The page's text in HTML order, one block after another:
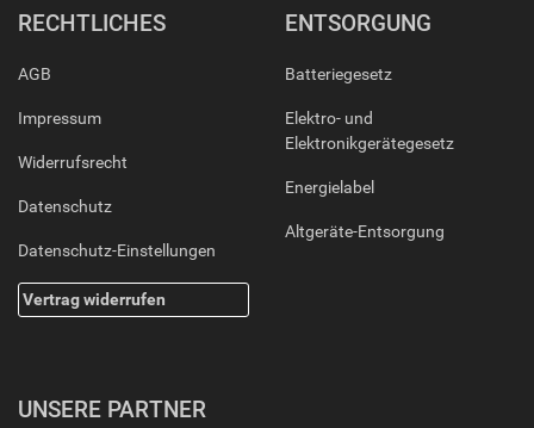
RECHTLICHES
AGB
Impressum
Widerrufsrecht
Datenschutz
Datenschutz-Einstellungen
Vertrag widerrufen
ENTSORGUNG
Batteriegesetz
Elektro- und
Elektronikgerätegesetz
Energielabel
Altgeräte-Entsorgung
UNSERE PARTNER